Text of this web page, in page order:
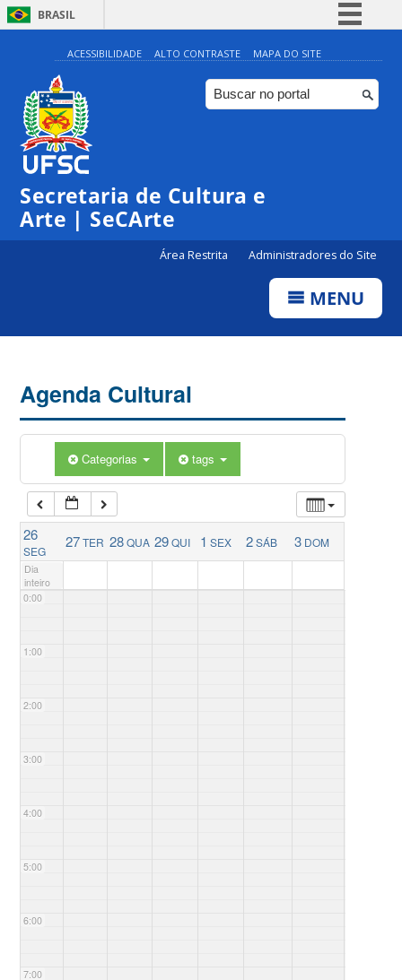
BRASIL
Simplifique!
Comunica BR
Participe
ACESSIBILIDADE ALTO CONTRASTE MAPA DO SITE
Secretaria de Cultura e
Arte | SeCArte
Área Restrita Administradores do Site
MENU
Agenda Cultural
Categorias tags
26
SEG
27TER 28QUA 29QUI 1 SEX 2SÁB 3 DOM
Dia
inteiro
0:00
1:00
2:00
3:00
4:00
5:00
6:00
7:00